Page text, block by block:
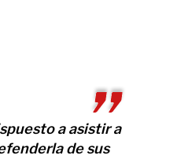
a asistir a
de sus